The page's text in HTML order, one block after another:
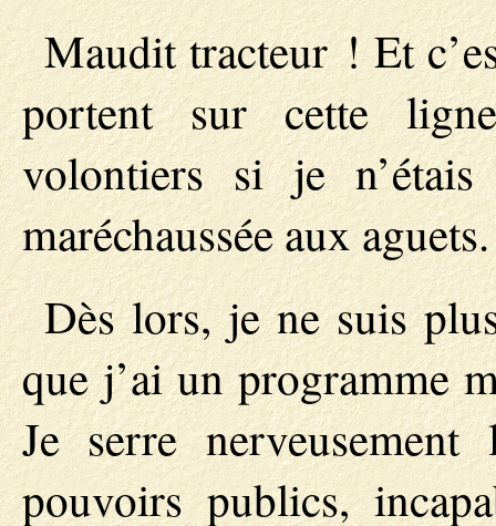
Maudit tracteur ! Et
portent sur cette
volontiers si je
maréchaussée aux aguets.
Dès lors, je ne suis
que j’ai un programme
Je serre
pouvoirs publics,